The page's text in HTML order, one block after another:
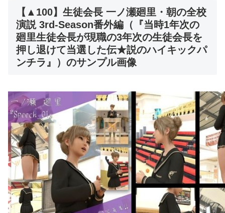
【▲100】生徒会長 一ノ瀬廻里・朝の全校
演説 3rd-Season番外編（『当時1年次の
廻里生徒会長が現職の3年次の生徒会長を
押し退けて当選した伝★説のハイキックパ
ンチラ』）のサンプル画像